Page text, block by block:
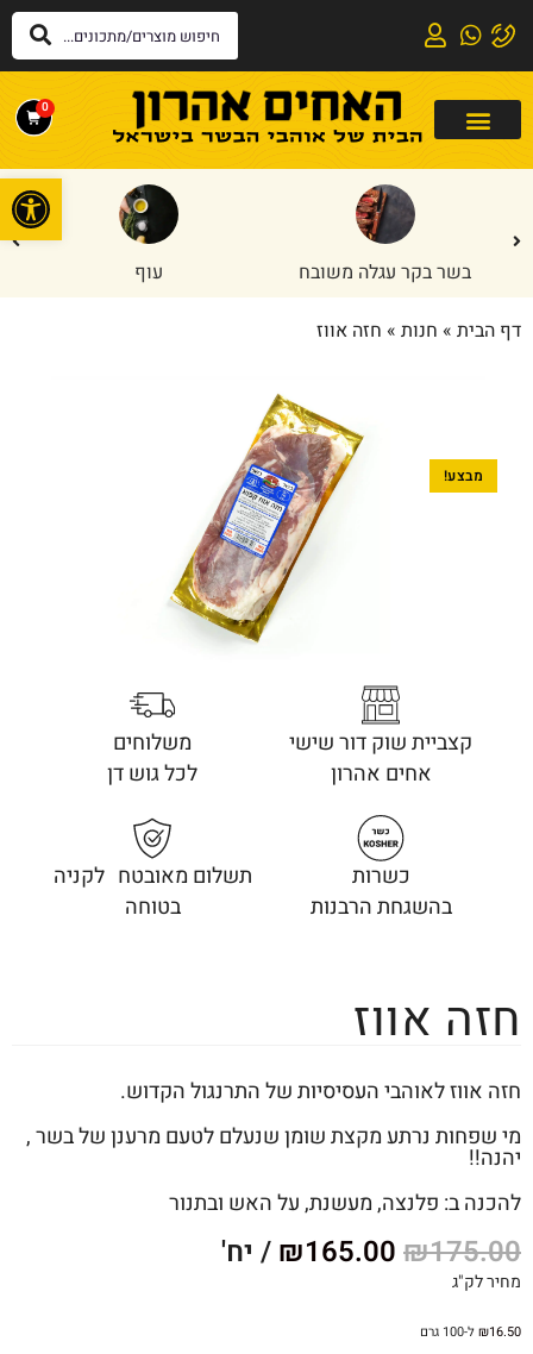
0
בשר בקר עגלה משובח עוף
דף הבית » חנות » חזה אווז
חזה אווז
חזה אווז לאוהבי העסיסיות של התרנגול הקדוש.
מי שפחות נרתע מקצת שומן שנעלם לטעם מרענן של בשר ,
יהנה!!
להכנה ב: פלנצה, מעשנת, על האש ובתנור
₪175.00
₪165.00 / יח'
מחיר לק"ג
₪16.50 ל-100 גרם
מבצע!
קצביית שוק דור שישי
אחים אהרון
משלוחים
לכל גוש דן
כשרות
בהשגחת הרבנות
תשלום מאובטח לקניה
בטוחה